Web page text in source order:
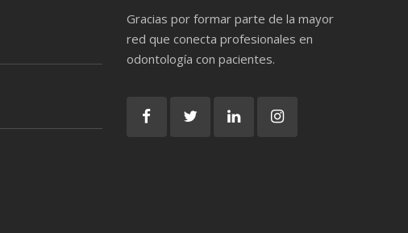
Gracias por formar parte de la mayor
red que conecta profesionales en
odontología con pacientes.